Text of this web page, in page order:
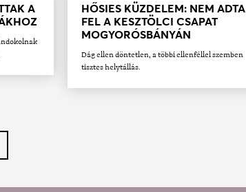
A
HŐSIES KÜZDELEM: NEM ADTA
FEL A KESZTÖLCI CSAPAT
MOGYORÓSBÁNYÁN
Dág ellen döntetlen, a többi ellenféllel szemben
tisztes helytállás.